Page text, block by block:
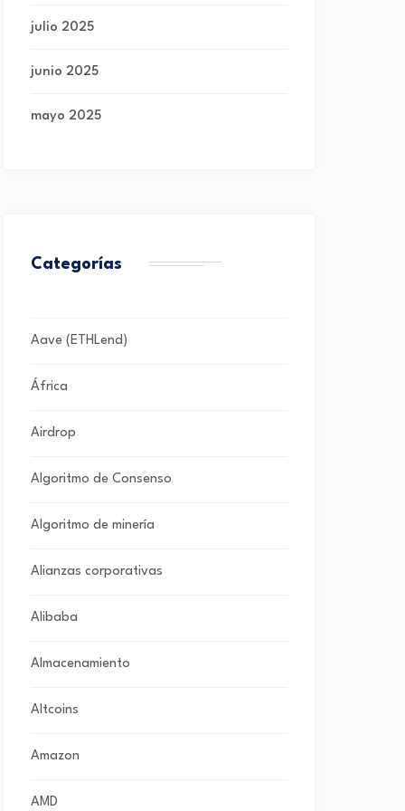
julio 2025
junio 2025
mayo 2025
Categorías
Aave (ETHLend)
África
Airdrop
Algoritmo de Consenso
Algoritmo de minería
Alianzas corporativas
Alibaba
Almacenamiento
Altcoins
Amazon
AMD